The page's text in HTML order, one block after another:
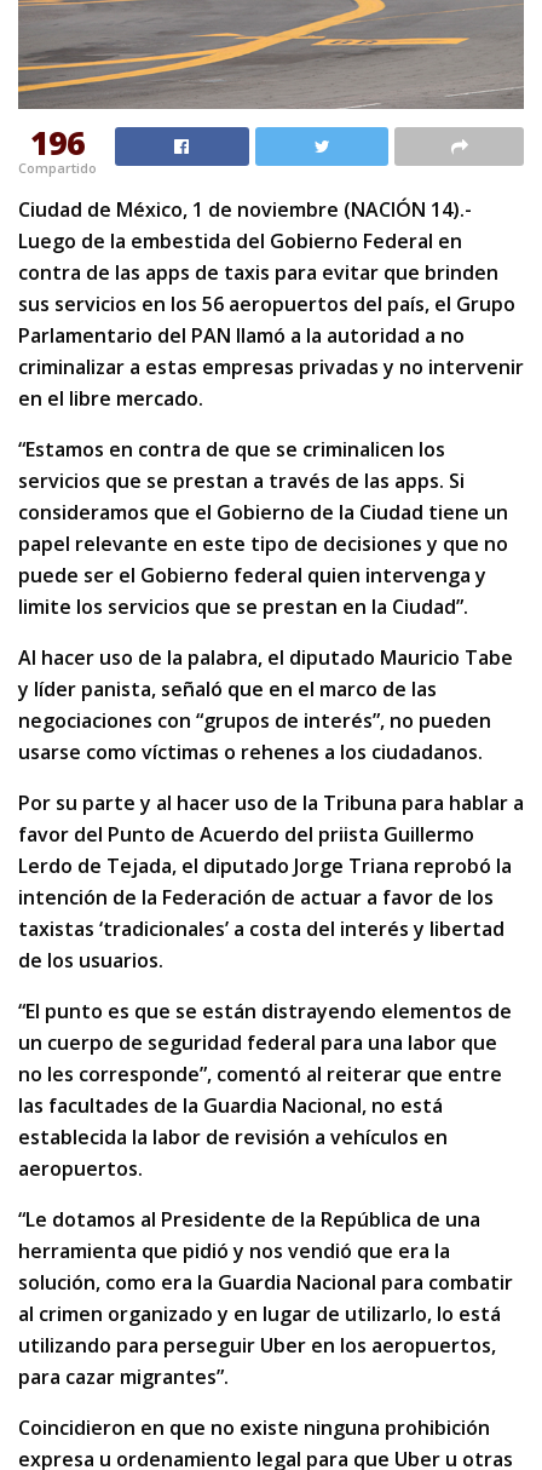
196
Compartido
Ciudad de México, 1 de noviembre (NACIÓN 14).-
Luego de la embestida del Gobierno Federal en
contra de las apps de taxis para evitar que brinden
sus servicios en los 56 aeropuertos del país, el Grupo
Parlamentario del PAN llamó a la autoridad a no
criminalizar a estas empresas privadas y no intervenir
en el libre mercado.
“Estamos en contra de que se criminalicen los
servicios que se prestan a través de las apps. Si
consideramos que el Gobierno de la Ciudad tiene un
papel relevante en este tipo de decisiones y que no
puede ser el Gobierno federal quien intervenga y
limite los servicios que se prestan en la Ciudad”.
Al hacer uso de la palabra, el diputado Mauricio Tabe
y líder panista, señaló que en el marco de las
negociaciones con “grupos de interés”, no pueden
usarse como víctimas o rehenes a los ciudadanos.
Por su parte y al hacer uso de la Tribuna para hablar a
favor del Punto de Acuerdo del priista Guillermo
Lerdo de Tejada, el diputado Jorge Triana reprobó la
intención de la Federación de actuar a favor de los
taxistas ‘tradicionales’ a costa del interés y libertad
de los usuarios.
“El punto es que se están distrayendo elementos de
un cuerpo de seguridad federal para una labor que
no les corresponde”, comentó al reiterar que entre
las facultades de la Guardia Nacional, no está
establecida la labor de revisión a vehículos en
aeropuertos.
“Le dotamos al Presidente de la República de una
herramienta que pidió y nos vendió que era la
solución, como era la Guardia Nacional para combatir
al crimen organizado y en lugar de utilizarlo, lo está
utilizando para perseguir Uber en los aeropuertos,
para cazar migrantes”.
Coincidieron en que no existe ninguna prohibición
expresa u ordenamiento legal para que Uber u otras